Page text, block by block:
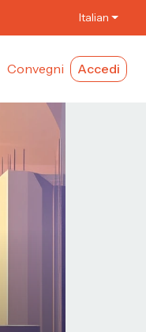
Italian
Convegni Accedi